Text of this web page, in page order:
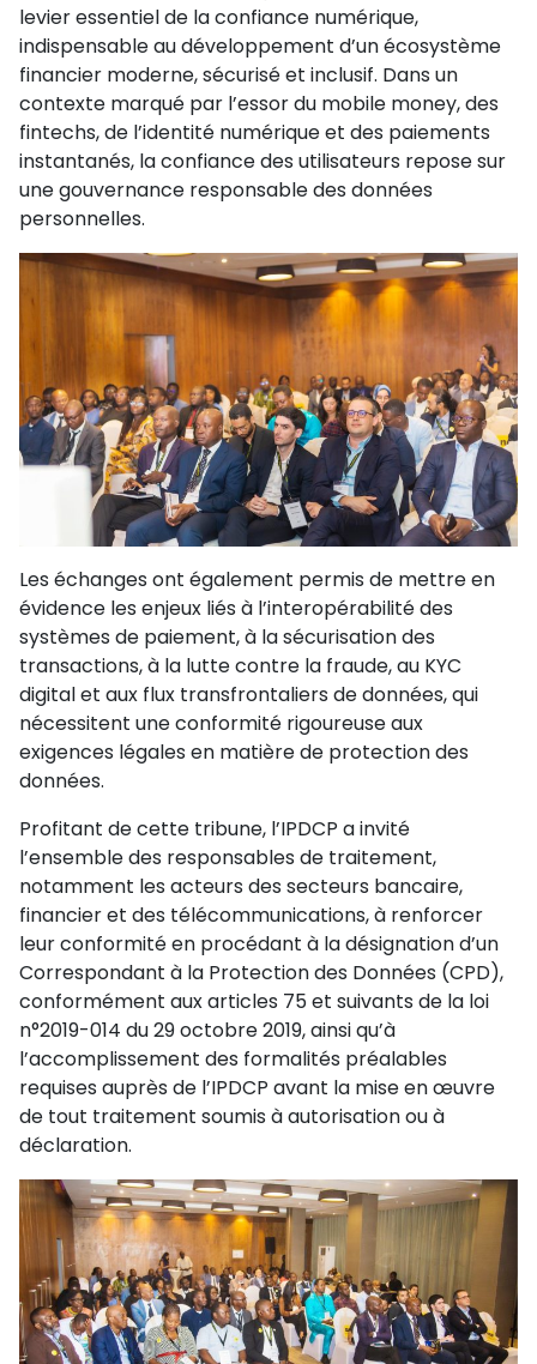
levier essentiel de la confiance numérique,
indispensable au développement d’un écosystème
financier moderne, sécurisé et inclusif. Dans un
contexte marqué par l’essor du mobile money, des
fintechs, de l’identité numérique et des paiements
instantanés, la confiance des utilisateurs repose sur
une gouvernance responsable des données
personnelles.
Les échanges ont également permis de mettre en
évidence les enjeux liés à l’interopérabilité des
systèmes de paiement, à la sécurisation des
transactions, à la lutte contre la fraude, au KYC
digital et aux flux transfrontaliers de données, qui
nécessitent une conformité rigoureuse aux
exigences légales en matière de protection des
données.
Profitant de cette tribune, l’IPDCP a invité
l’ensemble des responsables de traitement,
notamment les acteurs des secteurs bancaire,
financier et des télécommunications, à renforcer
leur conformité en procédant à la désignation d’un
Correspondant à la Protection des Données (CPD),
conformément aux articles 75 et suivants de la loi
n°2019-014 du 29 octobre 2019, ainsi qu’à
l’accomplissement des formalités préalables
requises auprès de l’IPDCP avant la mise en œuvre
de tout traitement soumis à autorisation ou à
déclaration.